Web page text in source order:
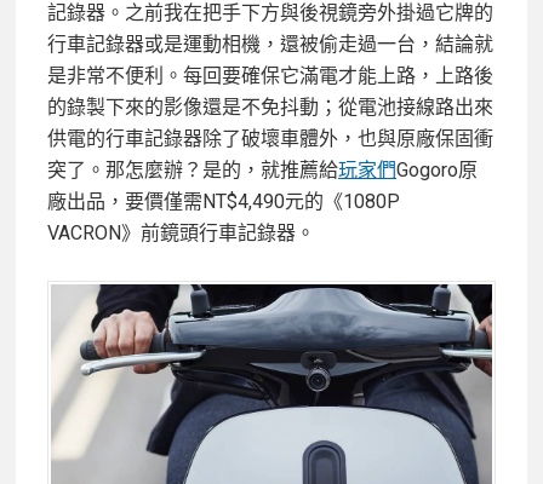
記錄器。之前我在把手下方與後視鏡旁外掛過它牌的
行車記錄器或是運動相機，還被偷走過一台，結論就
是非常不便利。每回要確保它滿電才能上路，上路後
的錄製下來的影像還是不免抖動；從電池接線路出來
供電的行車記錄器除了破壞車體外，也與原廠保固衝
突了。那怎麼辦？是的，就推薦給玩家們Gogoro原
廠出品，要價僅需NT$4,490元的《1080P
VACRON》前鏡頭行車記錄器。